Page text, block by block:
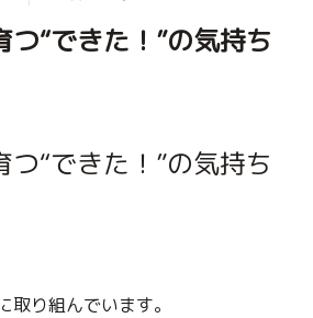
“できた！”の気持ち
“できた！”の気持ち
り組んでいます。